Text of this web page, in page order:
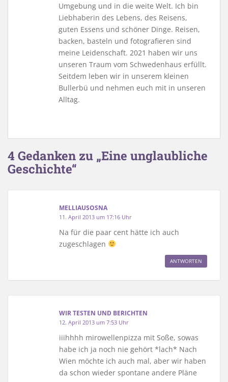
Umgebung und in die weite Welt. Ich bin
Liebhaberin des Lebens, des Reisens,
guten Essens und schöner Dinge. Reisen,
backen, basteln und fotografieren sind
meine Leidenschaft. 2021 haben wir uns
unseren Traum vom Schwedenhaus erfüllt.
Seitdem leben wir in unserem kleinen
Bullerbü und nehmen euch mit in unseren
Alltag.
4 Gedanken zu „Eine unglaubliche
Geschichte“
MELLIAUSOSNA
11. April 2013 um 17:16 Uhr
Na für die paar cent hätte ich auch
zugeschlagen
ANTWORTEN
WIR TESTEN UND BERICHTEN
12. April 2013 um 7:53 Uhr
iiihhhh mirowellenpizza mit Soße, sowas
habe ich ja noch nie gehört *lach* Nach
Wien möchte ich auch mal, aber wir haben
da schon wieder spontane andere Pläne